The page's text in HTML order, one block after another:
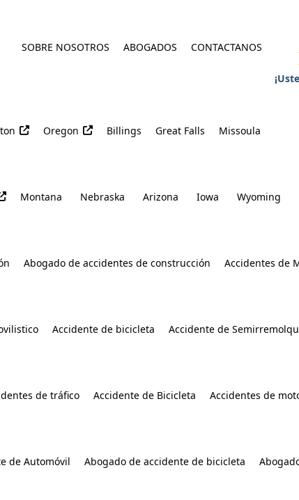
CONTACTANOS
ABOGADOS
SOBRE NOSOTROS
Oregon Billings Great Falls Missoula
Montana Nebraska Arizona Iowa Wyoming
Abogado de accidentes de construcción Accidentes de
Accidente de bicicleta Accidente de
de tráfico Accidente de Bicicleta Accidentes de
de Automóvil Abogado de accidente de bicicleta